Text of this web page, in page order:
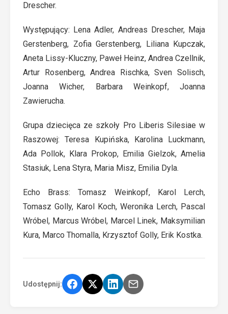
Drescher.
Występujący: Lena Adler, Andreas Drescher, Maja
Gerstenberg, Zofia Gerstenberg, Liliana Kupczak,
Aneta Lissy-Kluczny, Paweł Heinz, Andrea Czellnik,
Artur Rosenberg, Andrea Rischka, Sven Solisch,
Joanna Wicher, Barbara Weinkopf, Joanna
Zawierucha.
Grupa dziecięca ze szkoły Pro Liberis Silesiae w
Raszowej: Teresa Kupińska, Karolina Luckmann,
Ada Pollok, Klara Prokop, Emilia Gielzok, Amelia
Stasiuk, Lena Styra, Maria Misz, Emilia Dyla.
Echo Brass: Tomasz Weinkopf, Karol Lerch,
Tomasz Golly, Karol Koch, Weronika Lerch, Pascal
Wróbel, Marcus Wróbel, Marcel Linek, Maksymilian
Kura, Marco Thomalla, Krzysztof Golly, Erik Kostka.
Udostępnij: